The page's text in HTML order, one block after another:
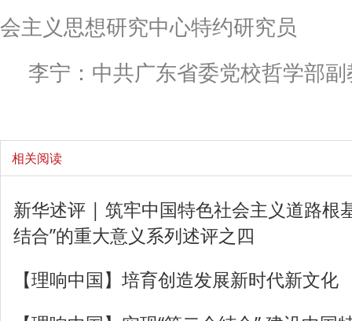
会主义思想研究中心特约研究员
李宁：中共广东省委党校哲学部副
相关阅读
新华述评 | 筑牢中国特色社会主义道路
结合”的重大意义系列述评之四
【理响中国】培育创造发展新时代新文化